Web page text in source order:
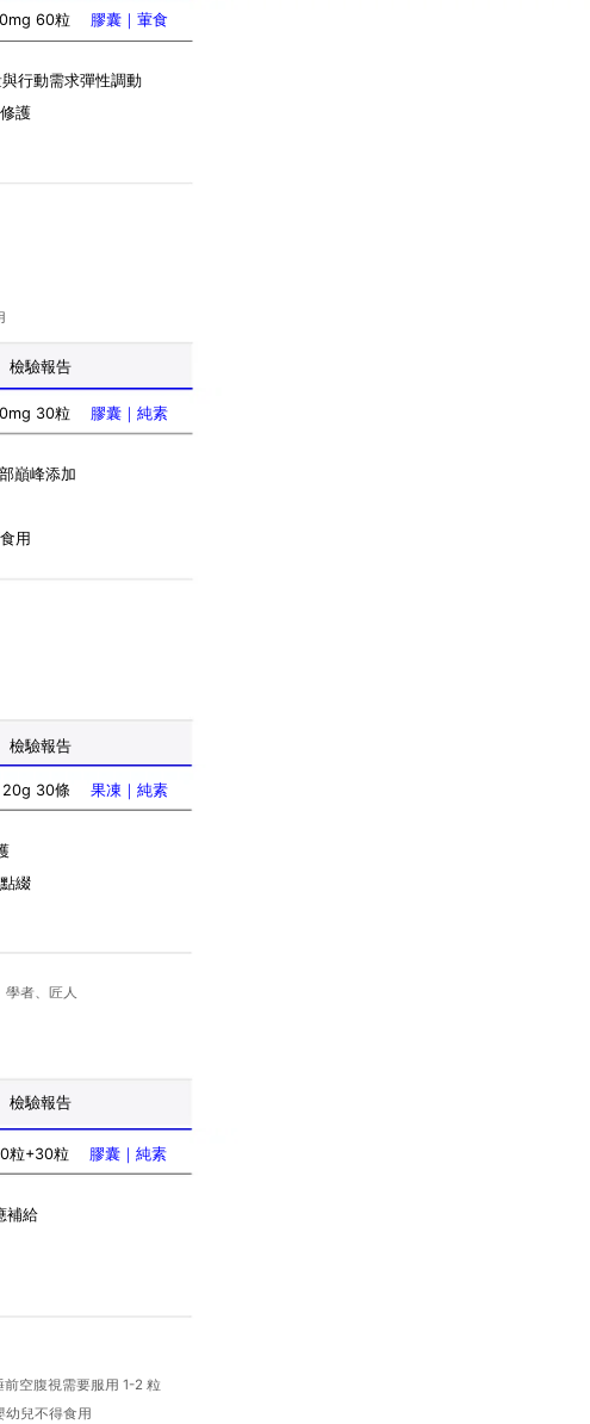
60粒 膠囊｜葷食
行動需求彈性調動
護
檢驗報告
30粒 膠囊｜純素
巔峰添加
用
檢驗報告
20g 30條 果凍｜純素
綴
者、匠人
檢驗報告
粒+30粒 膠囊｜純素
補給
空腹視需要服用 1-2 粒
幼兒不得食用